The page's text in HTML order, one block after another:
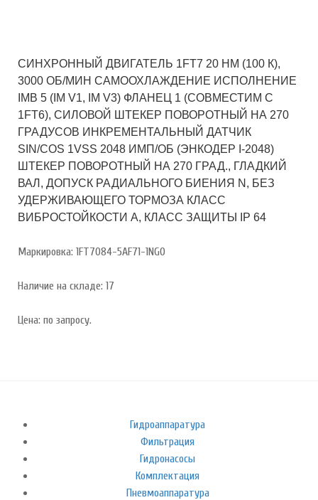
СИНХРОННЫЙ ДВИГАТЕЛЬ 1FT7 20 HM (100 К),
3000 ОБ/МИН САМООХЛАЖДЕНИЕ ИСПОЛНЕНИЕ
IMB 5 (IM V1, IM V3) ФЛАНЕЦ 1 (СОВМЕСТИМ С
1FT6), СИЛОВОЙ ШТЕКЕР ПОВОРОТНЫЙ НА 270
ГРАДУСОВ ИНКРЕМЕНТАЛЬНЫЙ ДАТЧИК
SIN/COS 1VSS 2048 ИМП/ОБ (ЭНКОДЕР I-2048)
ШТЕКЕР ПОВОРОТНЫЙ НА 270 ГРАД., ГЛАДКИЙ
ВАЛ, ДОПУСК РАДИАЛЬНОГО БИЕНИЯ N, БЕЗ
УДЕРЖИВАЮЩЕГО ТОРМОЗА КЛАСС
ВИБРОСТОЙКОСТИ A, КЛАСС ЗАЩИТЫ IP 64
Маркировка: 1FT7084-5AF71-1NG0
Наличие на складе: 17
Цена: по запросу.
Гидроаппаратура
Фильтрация
Гидронасосы
Комплектация
Пневмоаппаратура